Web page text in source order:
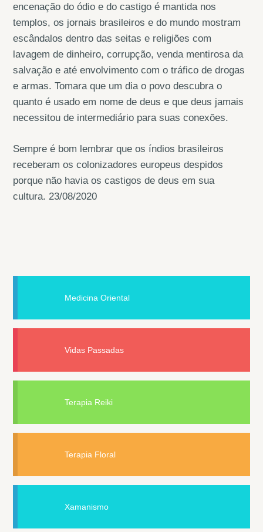
encenação do ódio e do castigo é mantida nos
templos, os jornais brasileiros e do mundo mostram
escândalos dentro das seitas e religiões com
lavagem de dinheiro, corrupção, venda mentirosa da
salvação e até envolvimento com o tráfico de drogas
e armas. Tomara que um dia o povo descubra o
quanto é usado em nome de deus e que deus jamais
necessitou de intermediário para suas conexões.
Sempre é bom lembrar que os índios brasileiros
receberam os colonizadores europeus despidos
porque não havia os castigos de deus em sua
cultura. 23/08/2020
Medicina Oriental
Vidas Passadas
Terapia Reiki
Terapia Floral
Xamanismo